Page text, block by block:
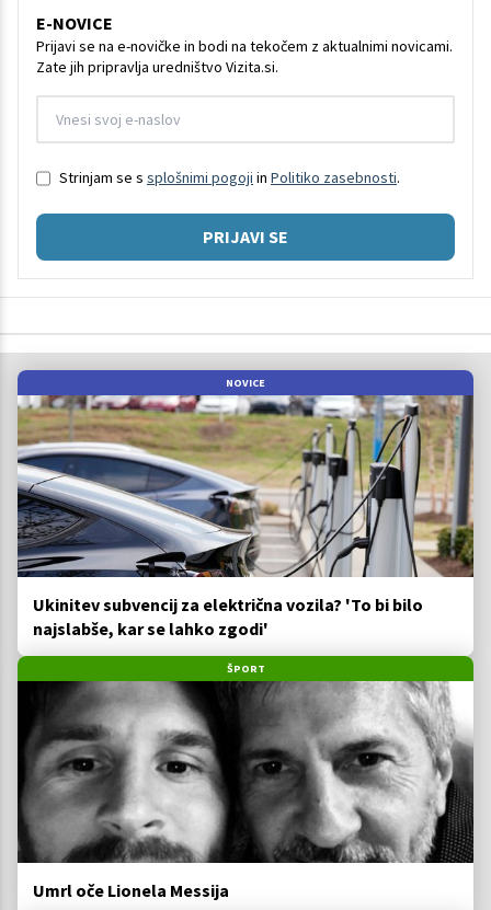
E-NOVICE
Prijavi se na e-novičke in bodi na tekočem z aktualnimi novicami.
Zate jih pripravlja uredništvo Vizita.si.
Strinjam se s splošnimi pogoji in Politiko zasebnosti.
PRIJAVI SE
NOVICE
Ukinitev subvencij za električna vozila? 'To bi bilo
najslabše, kar se lahko zgodi'
ŠPORT
Umrl oče Lionela Messija